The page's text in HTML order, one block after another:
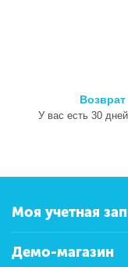
У вас есть 30
Моя учетная
Демо-магазин